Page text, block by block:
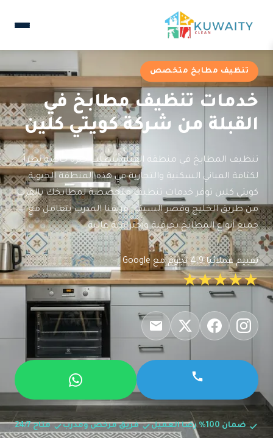
تنظيف مطابخ متخصص
خدمات تنظيف مطابخ في
القبلة من شركة كويتي كلين
تنظيف المطابخ في منطقة القبلة يتطلب خبرة خاصة نظراً
لكثافة المباني السكنية والتجارية في هذه المنطقة الحيوية.
كويتي كلين توفر خدمات تنظيف متخصصة لمطابخك بالقرب
من طريق الخليج وقصر السيف. فريقنا المدرب يتعامل مع
جميع أنواع المطابخ بحرفية واحترافية عالية.
تقييم عملائنا 4.9 نجوم مع Google
★★★★★
ضمان 100% رضا العميل فريق مرخص ومدرب متاح 24/7